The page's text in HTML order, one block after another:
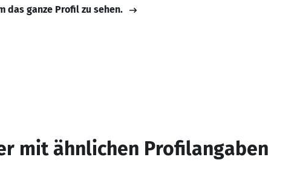
das ganze Profil zu sehen.
mit ähnlichen Profilangaben